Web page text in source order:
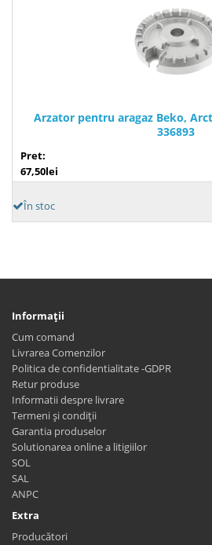
Arzator pentru aragaz Beko,
336893
Pret:
67,50lei
În stoc
Informaţii
Cum comand
Livrarea Comenzilor
Politica de confidentialitate -GDPR
Retur produse
Informatii despre livrare
Termeni și condiții
Garantia produselor
Solutionarea online a litigiilor
SOL
SAL
ANPC
Extra
Producători